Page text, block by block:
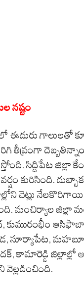
నష్టం
గాలులతో
తీవ్రంగా
సిద్దిపేట
కురిసింది.
చెట్లు
మంచిర్యాల జిల్లా
కుమురంభీం
సూర్యాపేట,
కామారెడ్డి జిల్లాల్లో
వెల్లడించింది.